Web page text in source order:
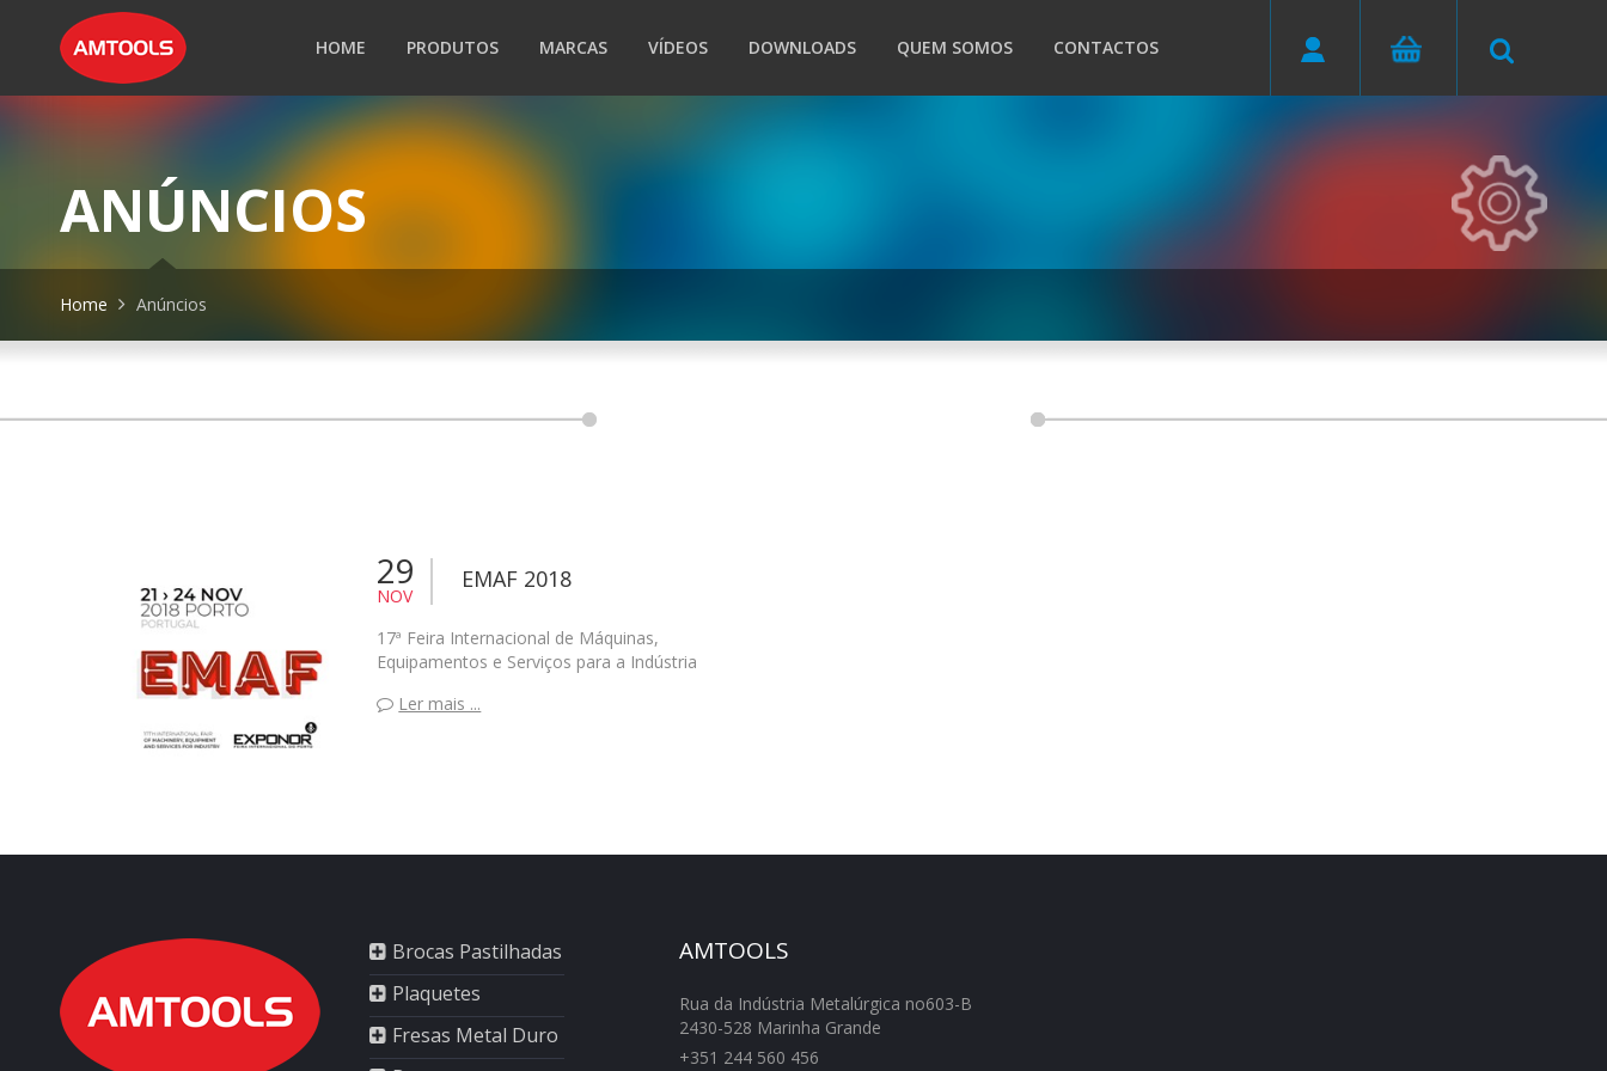
HOME PRODUTOS MARCAS VÍDEOS DOWNLOADS QUEM SOMOS CONTACTOS
ANÚNCIOS
Home Anúncios
29
NOV
EMAF 2018
17ª Feira Internacional de Máquinas,
Equipamentos e Serviços para a Indústria
Ler mais ...
Brocas Pastilhadas
Plaquetes
Fresas Metal Duro
AMTOOLS
Rua da Indústria Metalúrgica no603-B
2430-528 Marinha Grande
+351 244 560 456